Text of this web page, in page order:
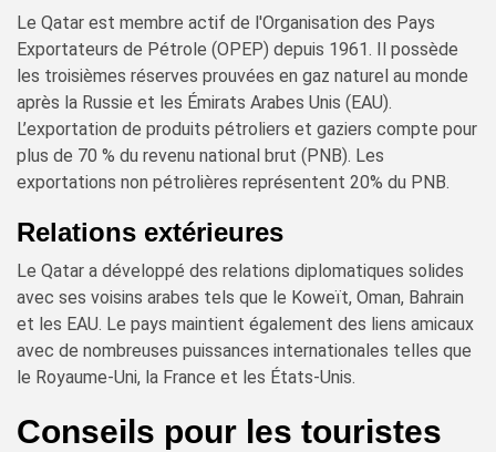
Le Qatar est membre actif de l'Organisation des Pays
Exportateurs de Pétrole (OPEP) depuis 1961. Il possède
les troisièmes réserves prouvées en gaz naturel au monde
après la Russie et les Émirats Arabes Unis (EAU).
L’exportation de produits pétroliers et gaziers compte pour
plus de 70 % du revenu national brut (PNB). Les
exportations non pétrolières représentent 20% du PNB.
Relations extérieures
Le Qatar a développé des relations diplomatiques solides
avec ses voisins arabes tels que le Koweït, Oman, Bahrain
et les EAU. Le pays maintient également des liens amicaux
avec de nombreuses puissances internationales telles que
le Royaume-Uni, la France et les États-Unis.
Conseils pour les touristes